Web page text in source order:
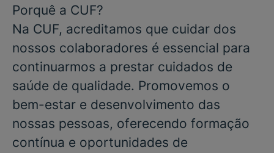
Porquê a CUF?
Na CUF, acreditamos que cuidar dos
nossos colaboradores é essencial para
continuarmos a prestar cuidados de
saúde de qualidade. Promovemos o
bem-estar e desenvolvimento das
nossas pessoas, oferecendo formação
contínua e oportunidades de